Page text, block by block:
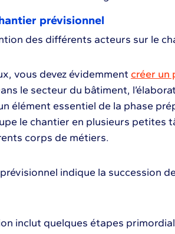
prévisionnel
des différents acteurs sur le
vous devez évidemment créer un
le secteur du bâtiment,
élément essentiel de la phase
le chantier en plusieurs petites
corps de métiers.
indique la succession
inclut quelques étapes